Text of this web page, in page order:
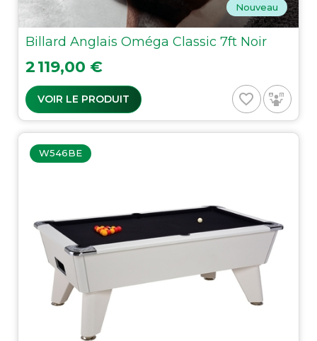
Nouveau
Billard Anglais Oméga Classic 7ft Noir
Prix
2 119,00 €
VOIR LE PRODUIT favorite_border
W546BE